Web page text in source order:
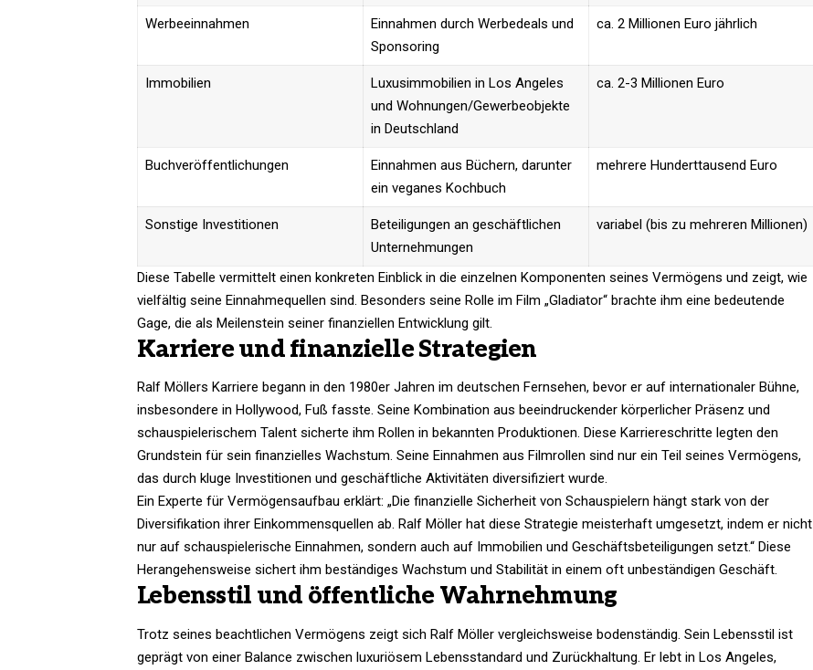
Werbeeinnahmen
Einnahmen durch Werbedeals und
Sponsoring
ca. 2 Millionen Euro jährlich
Immobilien
Luxusimmobilien in Los Angeles
und Wohnungen/Gewerbeobjekte
in Deutschland
ca. 2-3 Millionen Euro
Buchveröffentlichungen
Einnahmen aus Büchern, darunter
ein veganes Kochbuch
mehrere Hunderttausend Euro
Sonstige Investitionen
Beteiligungen an geschäftlichen
Unternehmungen
variabel (bis zu mehreren Millionen)
Diese Tabelle vermittelt einen konkreten Einblick in die einzelnen Komponenten seines Vermögens und zeigt, wie
vielfältig seine Einnahmequellen sind. Besonders seine Rolle im Film „Gladiator“ brachte ihm eine bedeutende
Gage, die als Meilenstein seiner finanziellen Entwicklung gilt.​
Karriere und finanzielle Strategien
Ralf Möllers Karriere begann in den 1980er Jahren im deutschen Fernsehen, bevor er auf internationaler Bühne,
insbesondere in Hollywood, Fuß fasste. Seine Kombination aus beeindruckender körperlicher Präsenz und
schauspielerischem Talent sicherte ihm Rollen in bekannten Produktionen. Diese Karriereschritte legten den
Grundstein für sein finanzielles Wachstum. Seine Einnahmen aus Filmrollen sind nur ein Teil seines Vermögens,
das durch kluge Investitionen und geschäftliche Aktivitäten diversifiziert wurde.
Ein Experte für Vermögensaufbau erklärt: „Die finanzielle Sicherheit von Schauspielern hängt stark von der
Diversifikation ihrer Einkommensquellen ab. Ralf Möller hat diese Strategie meisterhaft umgesetzt, indem er nicht
nur auf schauspielerische Einnahmen, sondern auch auf Immobilien und Geschäftsbeteiligungen setzt.“ Diese
Herangehensweise sichert ihm beständiges Wachstum und Stabilität in einem oft unbeständigen Geschäft.​
Lebensstil und öffentliche Wahrnehmung
Trotz seines beachtlichen Vermögens zeigt sich Ralf Möller vergleichsweise bodenständig. Sein Lebensstil ist
geprägt von einer Balance zwischen luxuriösem Lebensstandard und Zurückhaltung. Er lebt in Los Angeles,